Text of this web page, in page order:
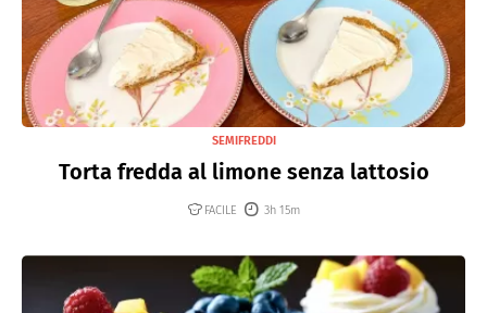
SEMIFREDDI
Torta fredda al limone senza lattosio
FACILE 3h 15m